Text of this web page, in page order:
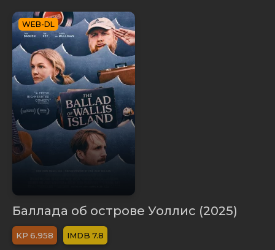
WEB-DL
Баллада об острове Уоллис (2025)
6.958 7.8